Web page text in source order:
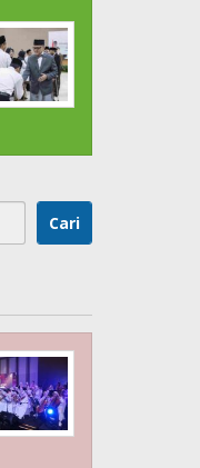
Cari